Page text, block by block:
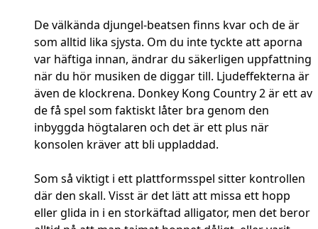
De välkända djungel-beatsen finns kvar och de är
som alltid lika sjysta. Om du inte tyckte att aporna
var häftiga innan, ändrar du säkerligen uppfattning
när du hör musiken de diggar till. Ljudeffekterna är
även de klockrena. Donkey Kong Country 2 är ett av
de få spel som faktiskt låter bra genom den
inbyggda högtalaren och det är ett plus när
konsolen kräver att bli uppladdad.
Som så viktigt i ett plattformsspel sitter kontrollen
där den skall. Visst är det lätt att missa ett hopp
eller glida in i en storkäftad alligator, men det beror